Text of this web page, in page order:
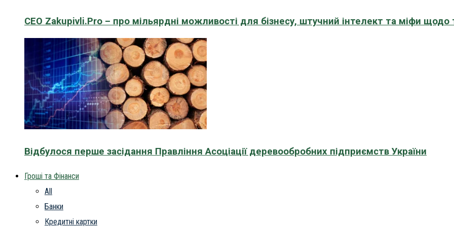
CEO Zakupivli.Pro – про мільярдні можливості для бізнесу, штучний інтелект та міфи щодо
Відбулося перше засідання Правління Асоціації деревообробних підприємств України
Гроші та Фінанси
All
Банки
Кредитні картки